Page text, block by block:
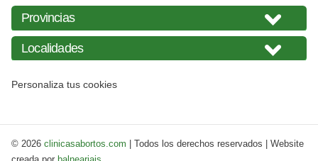
Personaliza tus cookies
© 2026 clinicasabortos.com | Todos los derechos reservados | Website